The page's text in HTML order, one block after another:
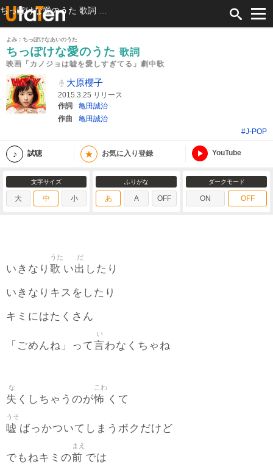
よみ：ちっぽけなあいのうた
ちっぽけな愛のうた 歌詞
映画「カノジョは嘘を愛しすぎてる」劇中歌
大原櫻子
2015.3.25 リリース
作詞
亀田誠治
作曲
亀田誠治
#J-POP
試聴 ★ お気に入り登録 YouTube
文字サイズ
大 中 小
ふりがな
あ A OFF
ダークモード
ON OFF
いきなり 歌
うた
い出
だ
したり
いきなりキスをしたり
キミにはたくさん
「ごめんね」って言
い
わなくちゃね
失
な
くしちゃうのが怖
こわ
くて
嘘
うそ
ばっかついてしまうボクだけど
でもねキミの前
まえ
では